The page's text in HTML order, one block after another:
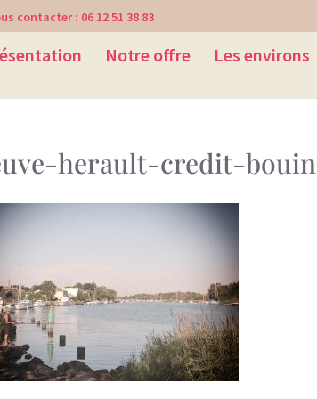
contacter : 06 12 51 38 83
Notre offre Les environs
herault-credit-bouin